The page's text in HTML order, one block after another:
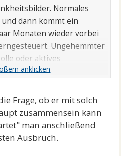
Normales
und dann kommt ein
Monaten wieder vorbei
Ungehemmter
oder aktives
lassen. Nicht das es
Ausbruch kommt, damit
auch ungewollt kaputt.
Frage, ob er mit solch
zusammensein kann
man anschließend
Ausbruch.